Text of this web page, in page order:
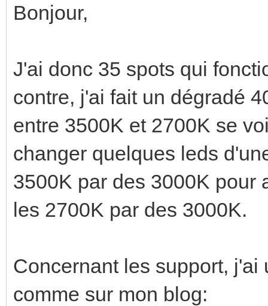
Bonjour,
J'ai donc 35 spots qui
contre, j'ai fait un dégradé
entre 3500K et 2700K se
changer quelques leds
3500K par des 3000K pour
les 2700K par des 3000K.
Concernant les support,
comme sur mon blog: